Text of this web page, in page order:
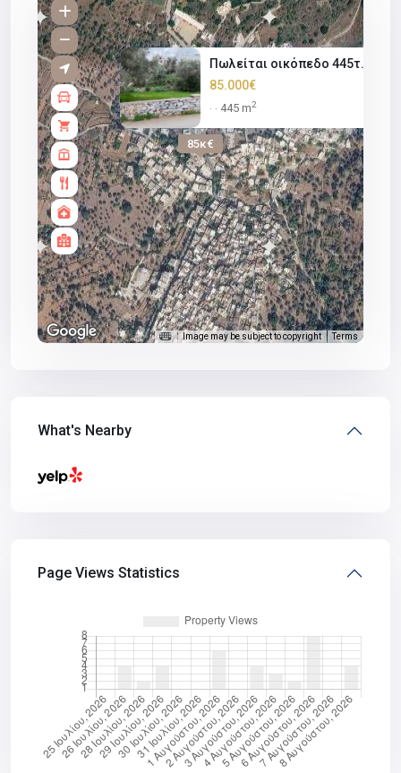
85κ€
Πωλείται οικόπεδο 445τ.μ.,
85.000€
· · 445 m2
Image may be subject to copyright Terms
What's Nearby
Page Views Statistics